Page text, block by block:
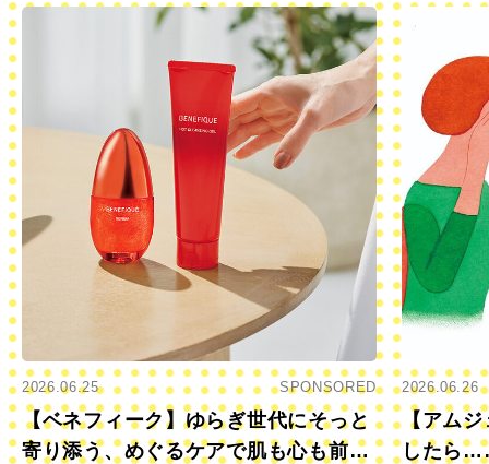
2026.06.25 SPONSORED
【ベネフィーク】ゆらぎ世代にそっと
寄り添う、めぐるケアで肌も心も前向
2026.06.26
【アムジ
したら